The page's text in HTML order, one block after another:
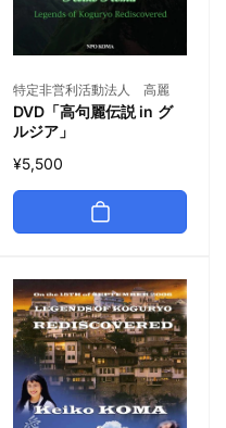
特定非営利活動法人 高麗
DVD「高句麗伝説 in グ
ルジア」
¥5,500